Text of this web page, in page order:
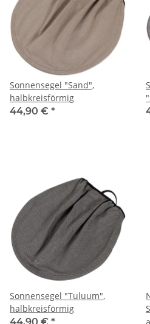
Sonnensegel "Sand",
halbkreisförmig
44,90 € *
Sonnensegel "Tuluum",
halbkreisförmig